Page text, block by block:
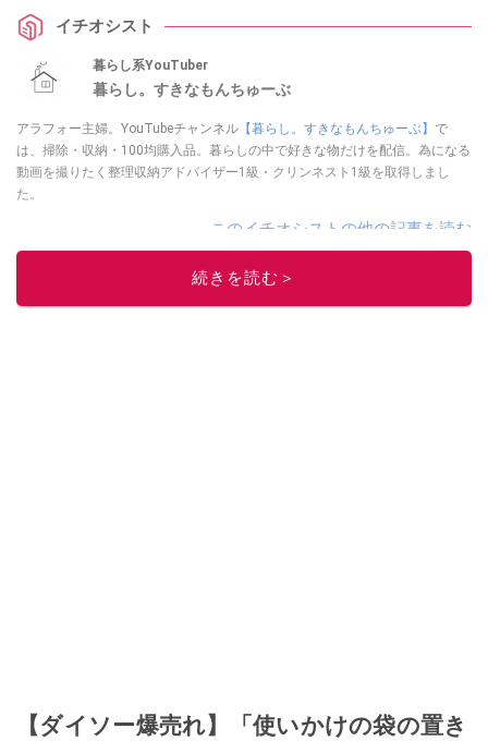
イチオシスト
暮らし系YouTuber
暮らし。すきなもんちゅーぶ
アラフォー主婦。YouTubeチャンネル 【暮らし。すきなもんちゅーぶ】 で
は、掃除・収納・100均購入品。暮らしの中で好きな物だけを配信。為になる
動画を撮りたく整理収納アドバイザー1級・クリンネスト1級を取得しまし
た。
このイチオシストの他の記事を読む
続きを読む＞
【ダイソー爆売れ】「使いかけの袋の置き